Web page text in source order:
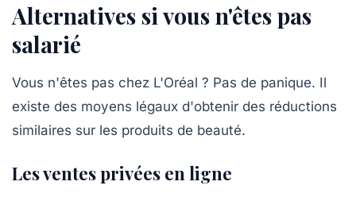
Alternatives si vous n'êtes pas
salarié
Vous n'êtes pas chez L'Oréal ? Pas de panique. Il
existe des moyens légaux d'obtenir des réductions
similaires sur les produits de beauté.
Les ventes privées en ligne